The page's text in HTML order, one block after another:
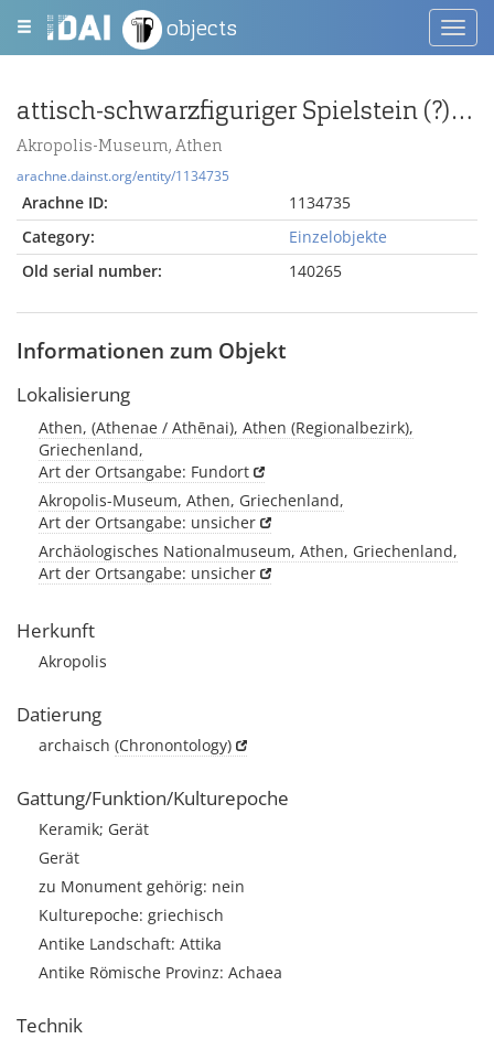
objects
attisch-schwarzfiguriger Spielstein (?) mit Silen und Mänade mit Krotalen
Akropolis-Museum, Athen
arachne.dainst.org/entity/1134735
Arachne ID:
1134735
Category:
Einzelobjekte
Old serial number:
140265
Informationen zum Objekt
Lokalisierung
Athen, (Athenae / Athēnai), Athen (Regionalbezirk),
Griechenland,
Art der Ortsangabe: Fundort
Akropolis-Museum, Athen, Griechenland,
Art der Ortsangabe: unsicher
Archäologisches Nationalmuseum, Athen, Griechenland,
Art der Ortsangabe: unsicher
Herkunft
Akropolis
Datierung
archaisch (Chronontology)
Gattung/Funktion/Kulturepoche
Keramik; Gerät
Gerät
zu Monument gehörig: nein
Kulturepoche: griechisch
Antike Landschaft: Attika
Antike Römische Provinz: Achaea
Technik